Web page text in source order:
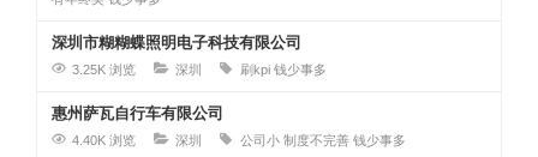
深圳市糊糊蝶照明电子科技有限公司
3.25K 浏览 深圳 刷kpi 钱少事多
惠州萨瓦自行车有限公司
4.40K 浏览 深圳 公司小 制度不完善 钱少事多